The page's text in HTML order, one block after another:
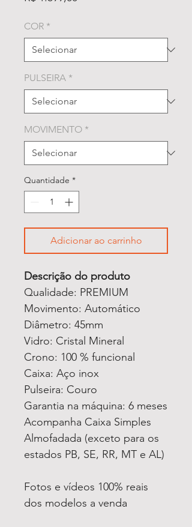
COR *
PULSEIRA *
MOVIMENTO *
Quantidade *
Adicionar ao carrinho
Descrição do produto
Qualidade: PREMIUM
Movimento: Automático
Diâmetro: 45mm
Vidro: Cristal Mineral
Crono: 100 % funcional
Caixa: Aço inox
Pulseira: Couro
Garantia na máquina: 6 meses
Acompanha Caixa Simples
Almofadada (exceto para os
estados PB, SE, RR, MT e AL)
Fotos e vídeos 100% reais
dos modelos a venda